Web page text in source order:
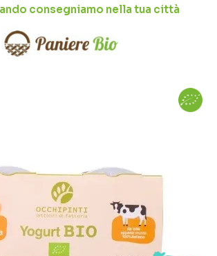
consegniamo nella tua città